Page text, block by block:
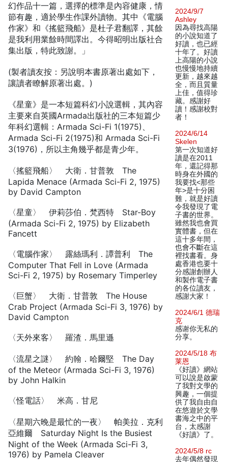
幻作品十一篇，選擇的標準是內容健康，情
節有趣，適於學生作課外讀物。其中《電腦
作家》和《搖籃飛船》是杜子君翻譯，其餘
是我利用業餘時間譯出。今得昭明出版社合
集出版，特此致謝。」
(製者讀友按：另說明本書原著出處如下，
讓讀者瞭解原著出處。)
《星童》是一本短篇科幻小說選輯，其內容
主要來自英國Armada出版社的三本短篇少
年科幻選輯：Armada Sci-Fi 1(1975)、
Armada Sci-Fi 2(1975)和 Armada Sci-Fi
3(1976)，所以主角幾乎都是青少年。
〈搖籃飛船〉 大衛．甘普敦 The
Lapida Menace (Armada Sci-Fi 2, 1975)
by David Campton
〈星童〉 伊莉莎伯．梵西特 Star-Boy
(Armada Sci-Fi 2, 1975) by Elizabeth
Fancett
〈電腦作家〉 露絲瑪利．譚普利 The
Computer That Fell in Love (Armada
Sci-Fi 2, 1975) by Rosemary Timperley
〈巨蟹〉 大衛．甘普敦 The House
Crab Project (Armada Sci-Fi 3, 1976) by
David Campton
〈天外來客〉 羅渣．馬里遜
〈流星之謎〉 約翰．哈爾堅 The Day
of the Meteor (Armada Sci-Fi 3, 1976)
by John Halkin
〈怪電話〉 米高．甘尼
〈星期六晚是最忙的一夜〉 帕美拉．克利
亞維爾 Saturday Night Is the Busiest
Night of the Week (Armada Sci-Fi 3,
1976) by Pamela Cleaver
2024/9/7
Ashley
因為尋找高陽
的小說知道了
好讀，也已經
十年了。好讀
上高陽的小說
也慢慢地持續
更新，越來越
全，而且質量
上佳，值得珍
藏。感謝好
讀！感謝校對
者！
2024/6/14
Skelen
第一次知道好
讀是在2011
年，還記得那
時身在外國的
我要找<那些
年>是十分困
難，就是好讀
令我發現了電
子書的世界。
雖然我也會買
實體書，但在
這十多年間，
也會不斷在這
裡找書看。身
處香港也要十
分感謝創辦人
和製作電子書
的各位讀友，
感謝大家！
2024/6/1 德瑞
克
感谢你无私的
分享。
2024/5/18 布
莱恩
《好讀》網站
可以說是啟蒙
了我對文學的
興趣，一個提
供了我自由自
在悠遊於文學
書海之中的平
台，太感謝
《好讀》了。
2024/5/8 rc
去年偶然發現